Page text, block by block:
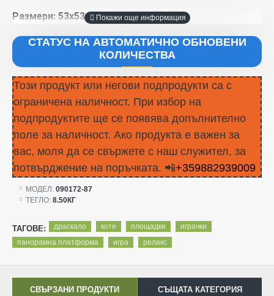
Размери: 53х53х134 см.
СТАТУС НА АВТОМАТИЧНО ОБНОВЕНИ
КОЛИЧЕСТВА
Този продукт или негови подпродукти са с
ограничена наличност. При избор на
подпродуктите ще се появява допълнително
поле за наличност. Ако продукта е важен за
вас, моля да се свържете с наш служител, за
потвърджение на поръчката. 📲+359882939009
МОДЕЛ: 090172-87
ТЕГЛО: 8.50КГ
ТАГОВЕ: драскало коте площадки
играчки
панорамна платформа
игра релакс
СВЪРЗАНИ ПРОДУКТИ СЪЩАТА КАТЕГОРИЯ